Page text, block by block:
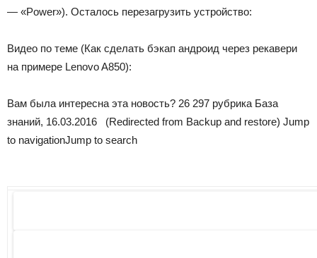
— «Power»). Осталось перезагрузить устройство:
Видео по теме (Как сделать бэкап андроид через рекавери
на примере Lenovo A850):
Вам была интересна эта новость? 26 297 рубрика База
знаний, 16.03.2016
(Redirected from Backup and restore) Jump
to navigationJump to search